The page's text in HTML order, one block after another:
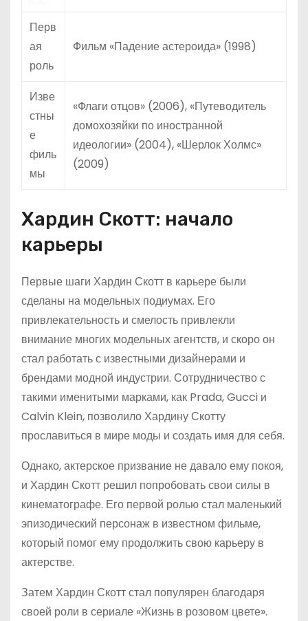
Перв
ая
роль
Фильм «Падение астероида» (1998)
Изве
стны
е
филь
мы
«Флаги отцов» (2006), «Путеводитель
домохозяйки по иностранной
идеологии» (2004), «Шерлок Холмс»
(2009)
Хардин Скотт: начало
карьеры
Первые шаги Хардин Скотт в карьере были
сделаны на модельных подиумах. Его
привлекательность и смелость привлекли
внимание многих модельных агентств, и скоро он
стал работать с известными дизайнерами и
брендами модной индустрии. Сотрудничество с
такими именитыми марками, как Prada, Gucci и
Calvin Klein, позволило Хардину Скотту
прославиться в мире моды и создать имя для себя.
Однако, актерское призвание не давало ему покоя,
и Хардин Скотт решил попробовать свои силы в
кинематографе. Его первой ролью стал маленький
эпизодический персонаж в известном фильме,
который помог ему продолжить свою карьеру в
актерстве.
Затем Хардин Скотт стал популярен благодаря
своей роли в сериале «Жизнь в розовом цвете».